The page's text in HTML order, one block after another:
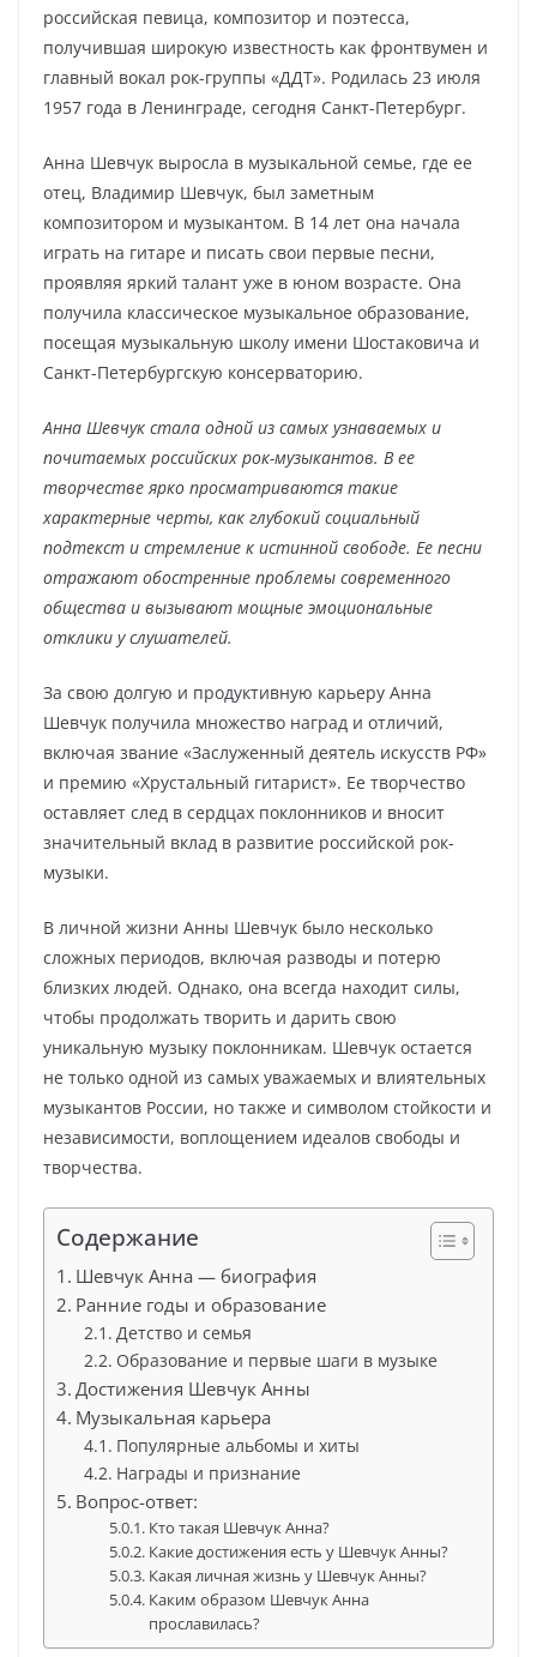
российская певица, композитор и поэтесса,
получившая широкую известность как фронтвумен и
главный вокал рок-группы «ДДТ». Родилась 23 июля
1957 года в Ленинграде, сегодня Санкт-Петербург.
Анна Шевчук выросла в музыкальной семье, где ее
отец, Владимир Шевчук, был заметным
композитором и музыкантом. В 14 лет она начала
играть на гитаре и писать свои первые песни,
проявляя яркий талант уже в юном возрасте. Она
получила классическое музыкальное образование,
посещая музыкальную школу имени Шостаковича и
Санкт-Петербургскую консерваторию.
Анна Шевчук стала одной из самых узнаваемых и
почитаемых российских рок-музыкантов. В ее
творчестве ярко просматриваются такие
характерные черты, как глубокий социальный
подтекст и стремление к истинной свободе. Ее песни
отражают обостренные проблемы современного
общества и вызывают мощные эмоциональные
отклики у слушателей.
За свою долгую и продуктивную карьеру Анна
Шевчук получила множество наград и отличий,
включая звание «Заслуженный деятель искусств РФ»
и премию «Хрустальный гитарист». Ее творчество
оставляет след в сердцах поклонников и вносит
значительный вклад в развитие российской рок-
музыки.
В личной жизни Анны Шевчук было несколько
сложных периодов, включая разводы и потерю
близких людей. Однако, она всегда находит силы,
чтобы продолжать творить и дарить свою
уникальную музыку поклонникам. Шевчук остается
не только одной из самых уважаемых и влиятельных
музыкантов России, но также и символом стойкости и
независимости, воплощением идеалов свободы и
творчества.
Содержание
Шевчук Анна — биография
Ранние годы и образование
Детство и семья
Образование и первые шаги в музыке
Достижения Шевчук Анны
Музыкальная карьера
Популярные альбомы и хиты
Награды и признание
Вопрос-ответ:
Кто такая Шевчук Анна?
Какие достижения есть у Шевчук Анны?
Какая личная жизнь у Шевчук Анны?
Каким образом Шевчук Анна
прославилась?